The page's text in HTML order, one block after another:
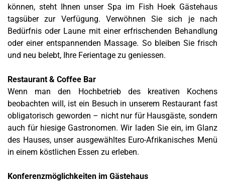
können, steht Ihnen unser Spa im Fish Hoek Gästehaus
tagsüber zur Verfügung. Verwöhnen Sie sich je nach
Bedürfnis oder Laune mit einer erfrischenden Behandlung
oder einer entspannenden Massage. So bleiben Sie frisch
und neu belebt, Ihre Ferientage zu geniessen.
Restaurant & Coffee Bar
Wenn man den Hochbetrieb des kreativen Kochens
beobachten will, ist ein Besuch in unserem Restaurant fast
obligatorisch geworden – nicht nur für Hausgäste, sondern
auch für hiesige Gastronomen. Wir laden Sie ein, im Glanz
des Hauses, unser ausgewähltes Euro-Afrikanisches Menü
in einem köstlichen Essen zu erleben.
Konferenzmöglichkeiten im Gästehaus